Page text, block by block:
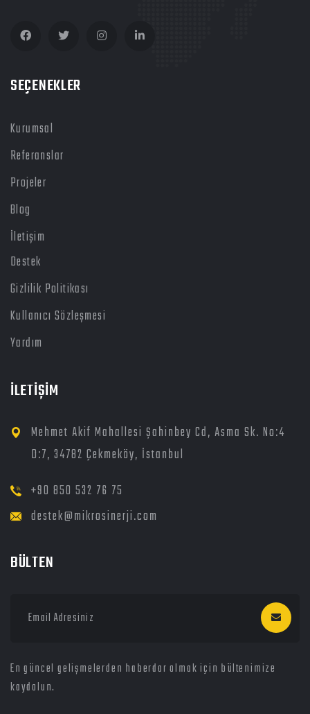
SEÇENEKLER
Kurumsal
Referanslar
Projeler
Blog
İletişim
Destek
Gizlilik Politikası
Kullanıcı Sözleşmesi
Yardım
İLETİŞİM
Mehmet Akif Mahallesi Şahinbey Cd, Asma Sk. No:4
D:7, 34782 Çekmeköy, İstanbul
+90 850 532 76 75
destek@mikrosinerji.com
BÜLTEN
En güncel gelişmelerden haberdar olmak için bültenimize
kaydolun.